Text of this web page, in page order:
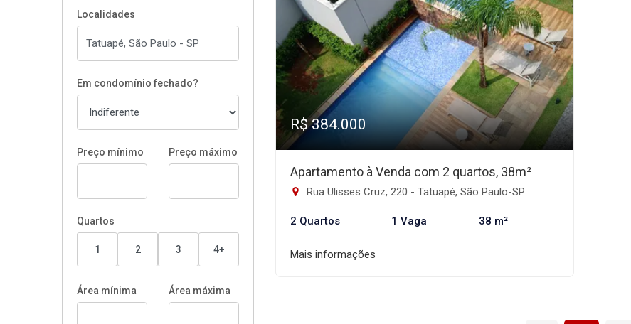
Localidades
Em condomínio fechado?
Preço mínimo Preço máximo
Quartos
1 2 3 4+
Área mínima Área máxima
R$ 384.000
Apartamento à Venda com 2 quartos, 38m²
Rua Ulisses Cruz, 220 - Tatuapé, São Paulo-SP
2 Quartos 1 Vaga 38 m²
Mais informações